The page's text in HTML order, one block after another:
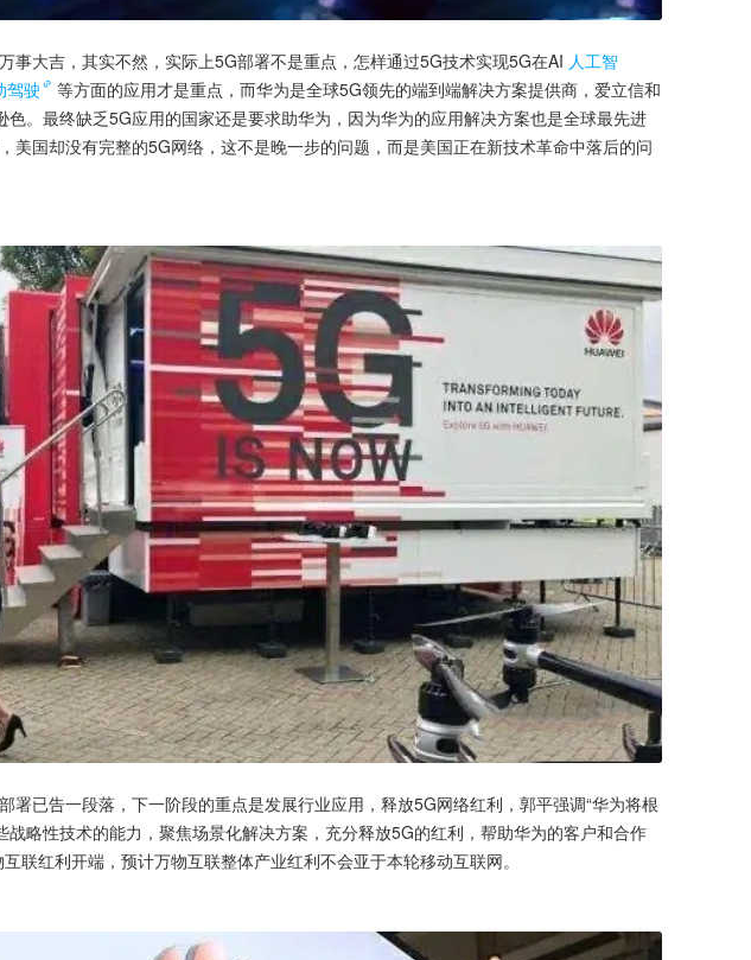
事大吉，其实不然，实际上5G部署不是重点，怎样通过5G技术实现5G在AI 人工智
驾驶
等方面的应用才是重点，而华为是全球5G领先的端到端解决方案提供商，爱立信和
。最终缺乏5G应用的国家还是要求助华为，因为华为的应用解决方案也是全球最先进
美国却没有完整的5G网络，这不是晚一步的问题，而是美国正在新技术革命中落后的问
署已告一段落，下一阶段的重点是发展行业应用，释放5G网络红利，郭平强调“华为将根
略性技术的能力，聚焦场景化解决方案，充分释放5G的红利，帮助华为的客户和合作
联红利开端，预计万物互联整体产业红利不会亚于本轮移动互联网。